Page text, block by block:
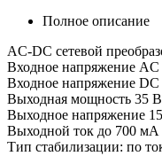
Полное описание
AC-DC сетевой
Входное напряжение
Входное напряжение
Выходная мощность 35
Выходное напряжение
Выходной ток до 700 мА
Тип стабилизации: по